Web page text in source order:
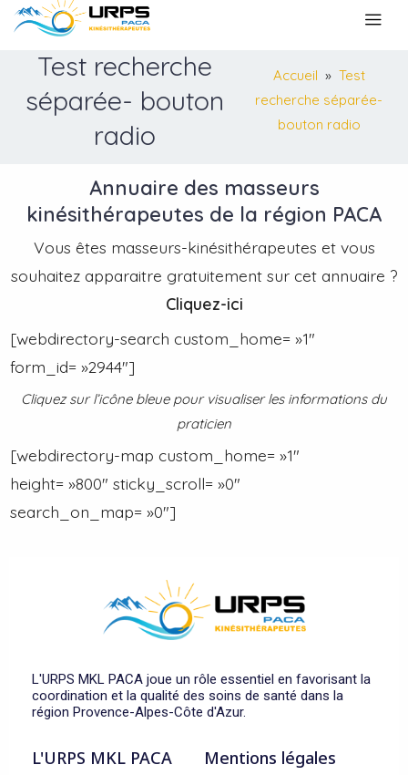
Test recherche
séparée- bouton
radio
Accueil » Test
recherche séparée-
bouton radio
Annuaire des masseurs
kinésithérapeutes de la région PACA
Vous êtes masseurs-kinésithérapeutes et vous
souhaitez apparaitre gratuitement sur cet annuaire ?
Cliquez-ici
[webdirectory-search custom_home= »1″
form_id= »2944″]
Cliquez sur l’icône bleue pour visualiser les informations du
praticien
[webdirectory-map custom_home= »1″
height= »800″ sticky_scroll= »0″
search_on_map= »0″]
L'URPS MKL PACA joue un rôle essentiel en favorisant la
coordination et la qualité des soins de santé dans la
région Provence-Alpes-Côte d'Azur.
L'URPS MKL PACA Mentions légales